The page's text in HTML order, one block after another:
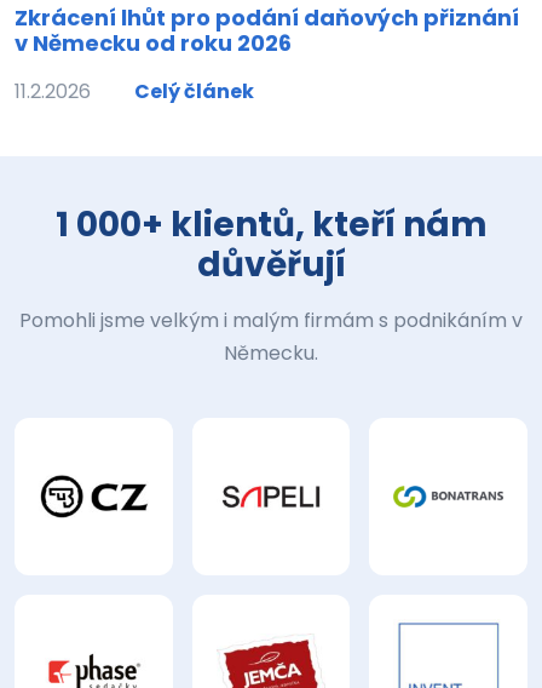
Zkrácení lhůt pro podání daňových přiznání
v Německu od roku 2026
11.2.2026 Celý článek
1 000+ klientů, kteří nám
důvěřují
Pomohli jsme velkým i malým firmám s podnikáním v
Německu.